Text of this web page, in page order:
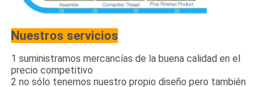
Nuestros servicios
1 suministramos mercancías de la buena calidad en el
precio competitivo
2 no sólo tenemos nuestro propio diseño pero también